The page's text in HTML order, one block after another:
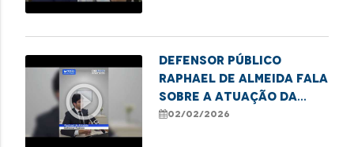
play_circle_outline
Defensor Público
Raphael de Almeida fala
sobre a atuação da
Defensoria no Núcleo
02/02/2026